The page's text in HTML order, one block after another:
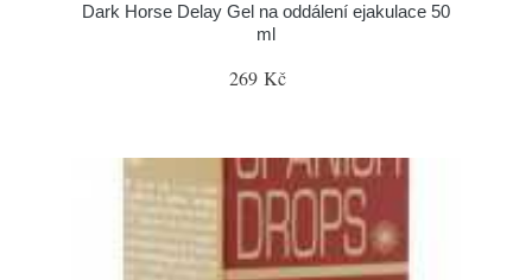
Dark Horse Delay Gel na oddálení ejakulace 50
ml
269 Kč